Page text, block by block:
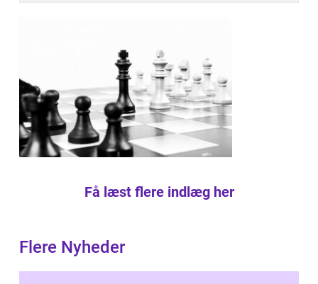
Få læst flere indlæg her
Flere Nyheder